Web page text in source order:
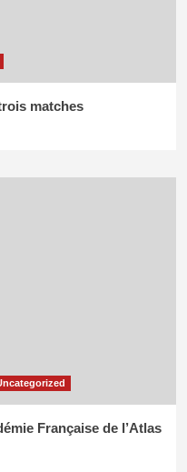
matches
Française de l’Atlas